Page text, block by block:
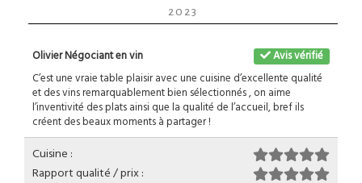
2023
Avis vérifié
Olivier Négociant en vin
C’est une vraie table plaisir avec une cuisine d’excellente qualité
et des vins remarquablement bien sélectionnés , on aime
l’inventivité des plats ainsi que la qualité de l’accueil, bref ils
créent des beaux moments à partager !
Cuisine :
Rapport qualité / prix :